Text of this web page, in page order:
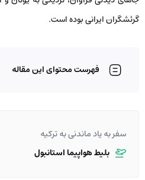
گرئشگران ایرانی بوده است.
فهرست محتوای این مقاله
سفر به یاد ماندنی به ترکیه
بلیط هواپیما استانبول